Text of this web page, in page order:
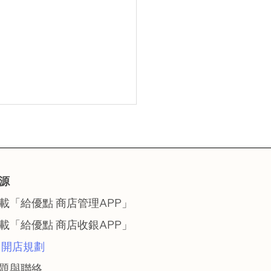
季與暑假商機：補教與
業在這之中可以搶到什
？
「給優點 商店管理APP」
「給優點 商店收銀APP」
店規劃